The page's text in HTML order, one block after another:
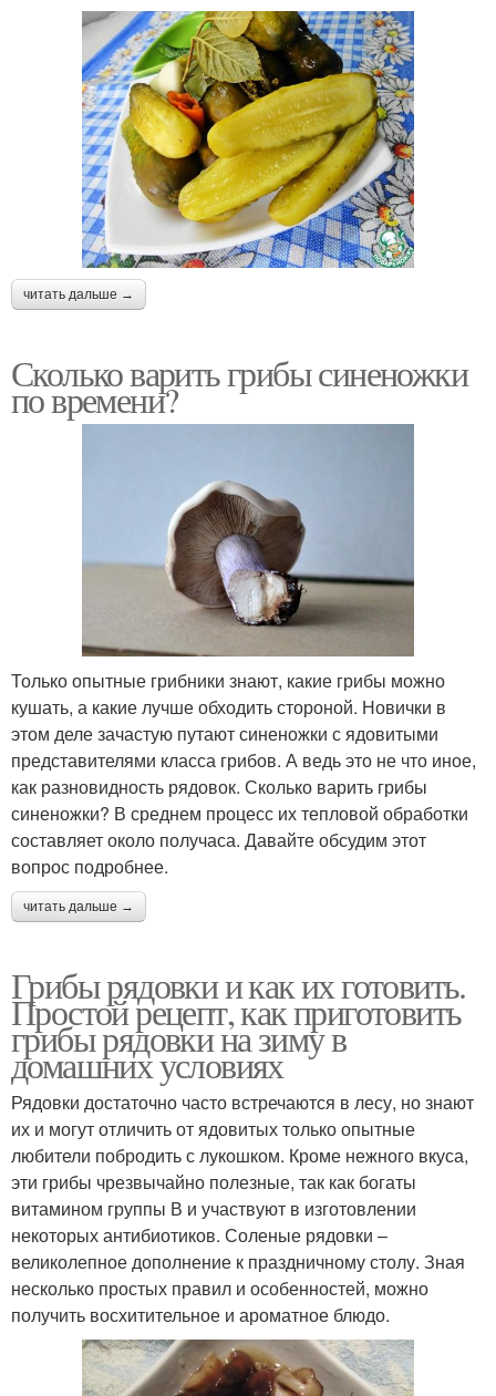
читать дальше →
Сколько варить грибы синеножки
по времени?
Только опытные грибники знают, какие грибы можно
кушать, а какие лучше обходить стороной. Новички в
этом деле зачастую путают синеножки с ядовитыми
представителями класса грибов. А ведь это не что иное,
как разновидность рядовок. Сколько варить грибы
синеножки? В среднем процесс их тепловой обработки
составляет около получаса. Давайте обсудим этот
вопрос подробнее.
читать дальше →
Грибы рядовки и как их готовить.
Простой рецепт, как приготовить
грибы рядовки на зиму в
домашних условиях
Рядовки достаточно часто встречаются в лесу, но знают
их и могут отличить от ядовитых только опытные
любители побродить с лукошком. Кроме нежного вкуса,
эти грибы чрезвычайно полезные, так как богаты
витамином группы В и участвуют в изготовлении
некоторых антибиотиков. Соленые рядовки –
великолепное дополнение к праздничному столу. Зная
несколько простых правил и особенностей, можно
получить восхитительное и ароматное блюдо.